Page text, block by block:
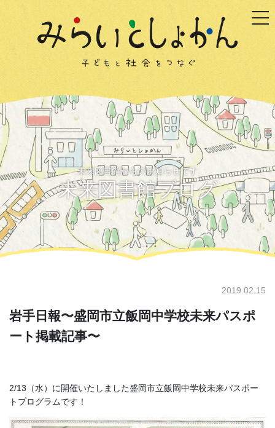
未来図書館からのお知らせです
未来図書館ブログ
2019.02.15
岩手日報〜盛岡市立飯岡中学校未来パスポ
ート掲載記事〜
2/13（水）に開催いたしました盛岡市立飯岡中学校未来パスポー
トプログラムです！